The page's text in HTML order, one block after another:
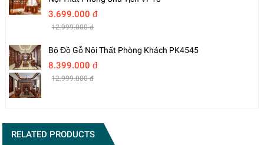
3.699.000 đ
12.999.000 đ
Bộ Đồ Gỗ Nội Thất Phòng Khách PK4545
8.399.000 đ
12.999.000 đ
RELATED PRODUCTS